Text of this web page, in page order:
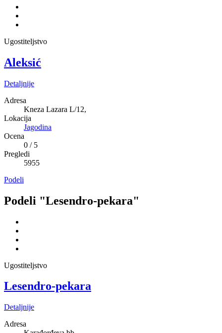
Ugostiteljstvo
Aleksić
Detaljnije
Adresa
Kneza Lazara L/12,
Lokacija
Jagodina
Ocena
0 /5
Pregledi
5955
Podeli
Podeli "Lesendro-pekara"
Ugostiteljstvo
Lesendro-pekara
Detaljnije
Adresa